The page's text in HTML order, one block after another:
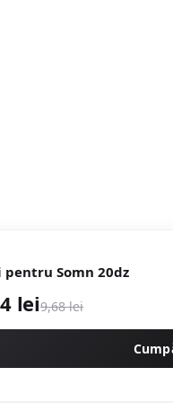
pentru Somn 20dz
lei9,68 lei